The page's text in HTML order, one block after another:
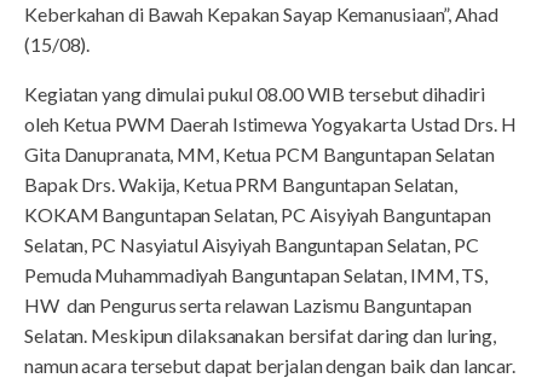
Keberkahan di Bawah Kepakan Sayap Kemanusiaan”, Ahad
(15/08).
Kegiatan yang dimulai pukul 08.00 WIB tersebut dihadiri
oleh Ketua PWM Daerah Istimewa Yogyakarta Ustad Drs. H
Gita Danupranata, MM, Ketua PCM Banguntapan Selatan
Bapak Drs. Wakija, Ketua PRM Banguntapan Selatan,
KOKAM Banguntapan Selatan, PC Aisyiyah Banguntapan
Selatan, PC Nasyiatul Aisyiyah Banguntapan Selatan, PC
Pemuda Muhammadiyah Banguntapan Selatan, IMM, TS,
HW dan Pengurus serta relawan Lazismu Banguntapan
Selatan. Meskipun dilaksanakan bersifat daring dan luring,
namun acara tersebut dapat berjalan dengan baik dan lancar.